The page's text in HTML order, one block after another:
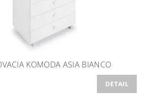
KOMODA ASIA BIANCO
DETAIL